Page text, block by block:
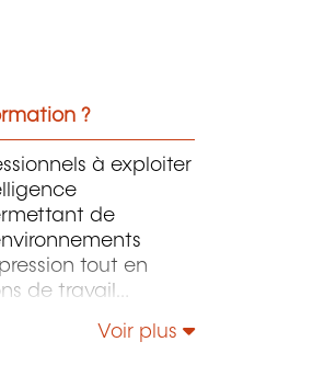
?
à exploiter
de
tout en
de travail
Voir plus